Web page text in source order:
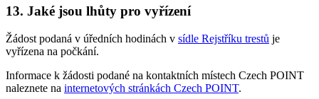
13. Jaké jsou lhůty pro vyřízení
Žádost podaná v úředních hodinách v sídle Rejstříku trestů je
vyřízena na počkání.
Informace k žádosti podané na kontaktních místech Czech POINT
naleznete na internetových stránkách Czech POINT.